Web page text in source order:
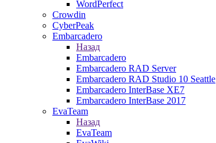
WordPerfect
Crowdin
CyberPeak
Embarcadero
Назад
Embarcadero
Embarcadero RAD Server
Embarcadero RAD Studio 10 Seattle
Embarcadero InterBase XE7
Embarcadero InterBase 2017
EvaTeam
Назад
EvaTeam